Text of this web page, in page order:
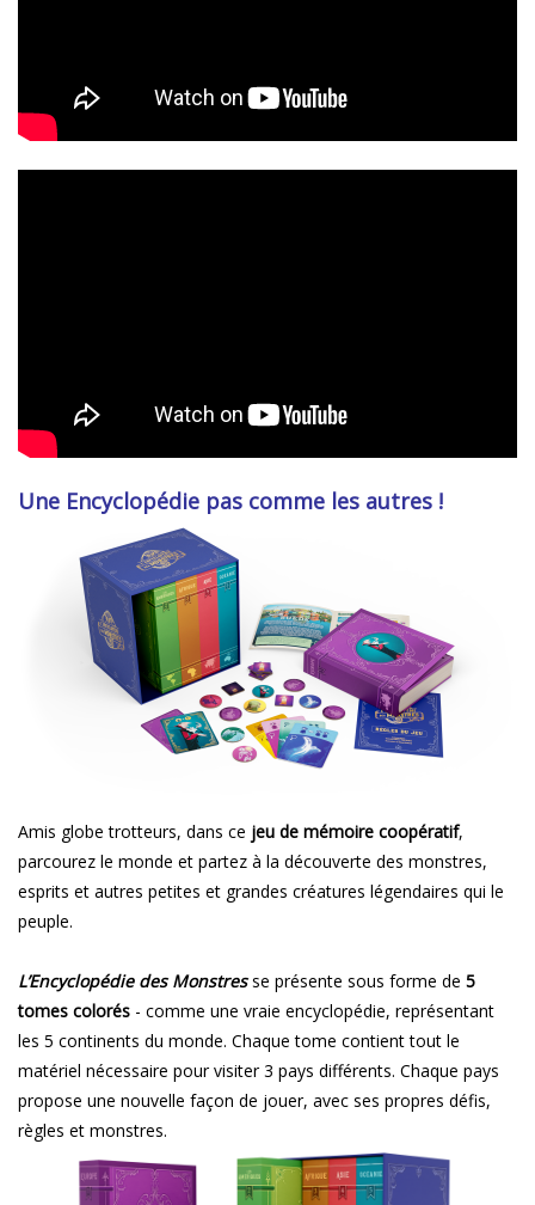
Une Encyclopédie pas comme les autres !
Amis globe trotteurs, dans ce jeu de mémoire coopératif,
parcourez le monde et partez à la découverte des monstres,
esprits et autres petites et grandes créatures légendaires qui le
peuple.
L’Encyclopédie des Monstresse présente sous forme de 5
tomes colorés - comme une vraie encyclopédie, représentant
les 5 continents du monde. Chaque tome contient tout le
matériel nécessaire pour visiter 3 pays différents. Chaque pays
propose une nouvelle façon de jouer, avec ses propres défis,
règles et monstres.